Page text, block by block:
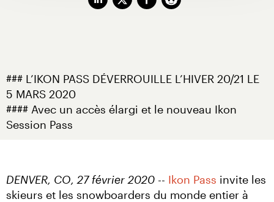
### L’IKON PASS DÉVERROUILLE L’HIVER 20/21 LE
5 MARS 2020
#### Avec un accès élargi et le nouveau Ikon
Session Pass
DENVER, CO, 27 février 2020 -- Ikon Pass invite les
skieurs et les snowboarders du monde entier à